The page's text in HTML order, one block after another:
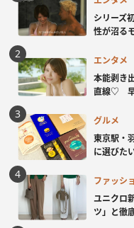
シリーズ
性が沼る
エンタメ
本能剥き
直線♡ 早
グルメ
東京駅・
に選びた
ファッシ
ユニクロ
ツ」と徹